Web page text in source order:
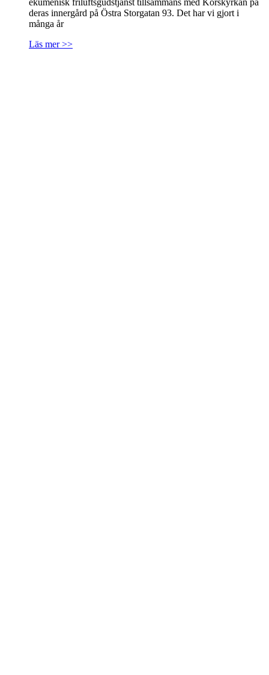
deras innergård på Östra Storgatan 93. Det har vi gjort i
många år
Läs mer >>